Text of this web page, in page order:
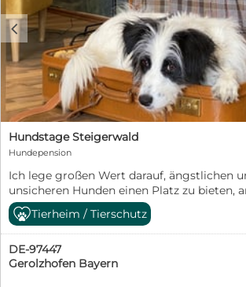
c
Hundstage Steigerwald
Hundepension
Ich lege großen Wert darauf, ängstlichen
unsicheren Hunden einen Platz zu bieten,
ihrem Tempo ankommen können. Bei uns
Möglichkeit, sich zurückzuziehen ohne sich
fühlen. Nächtliche Betreuung ist auf
Notwendigkeit möglich. Aber auch die
Quatschköpfe sind lieber Mittendrin –
Tierheim / Tierschutz
DE-97447
Gerolzhofen Bayern